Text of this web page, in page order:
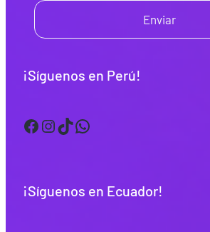
Enviar
¡Síguenos en Perú!
Facebook InstagramTikTok WhatsApp
¡Síguenos en Ecuador!